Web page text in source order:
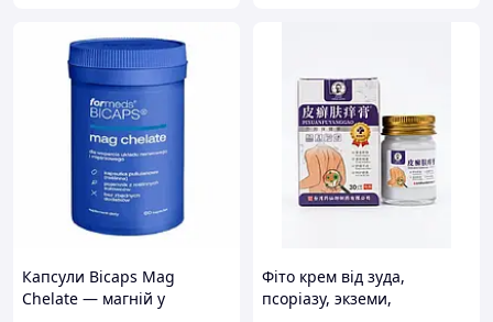
Капсули Bicaps Mag
Chelate — магній у
Фіто крем від зуда,
псоріазу, экземи,